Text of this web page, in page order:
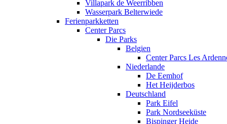
Villapark de Weerribben
Wasserpark Belterwiede
Ferienparkketten
Center Parcs
Die Parks
Belgien
Center Parcs Les
Niederlande
De Eemhof
Het Heijderbos
Deutschland
Park Eifel
Park Nordseeküste
Bispinger Heide